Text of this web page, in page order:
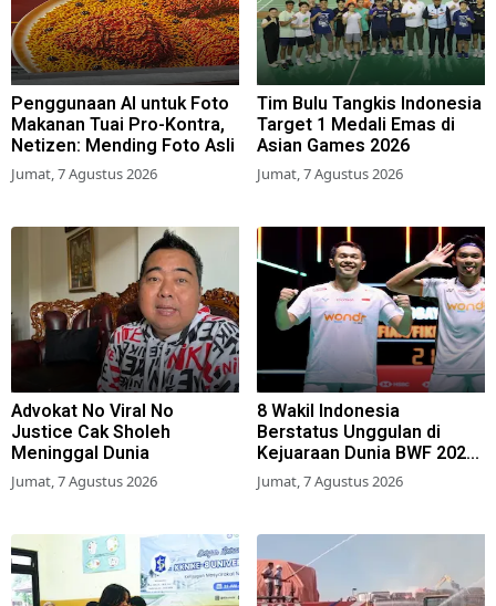
Penggunaan AI untuk Foto
Makanan Tuai Pro-Kontra,
Netizen: Mending Foto Asli
Jumat, 7 Agustus 2026
Tim Bulu Tangkis Indonesia
Target 1 Medali Emas di
Asian Games 2026
Jumat, 7 Agustus 2026
Advokat No Viral No
Justice Cak Sholeh
Meninggal Dunia
Jumat, 7 Agustus 2026
8 Wakil Indonesia
Berstatus Unggulan di
Kejuaraan Dunia BWF 2026,
Kans Juara Terbuka Lebar
Jumat, 7 Agustus 2026